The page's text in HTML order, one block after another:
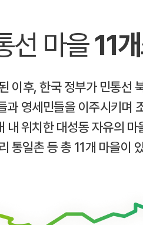
선 마을11
이후, 한국 정부가 민통선
과 영세민들을 이주시키며
내 위치한 대성동 자유의
통일촌 등 총 11개 마을이